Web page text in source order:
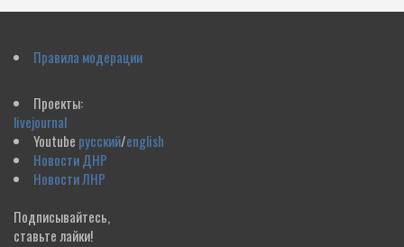
Правила модерации
Проекты:
livejournal
Youtube русский/english
Новости ДНР
Новости ЛНР
Подписывайтесь,
ставьте лайки!